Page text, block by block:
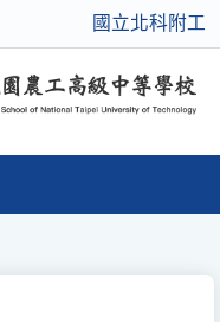
國立北科附工